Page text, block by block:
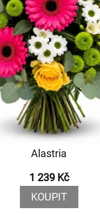
Alastria
1 239 Kč
KOUPIT